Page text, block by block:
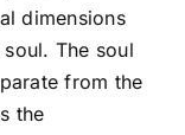
dimensions
The soul
from the
the